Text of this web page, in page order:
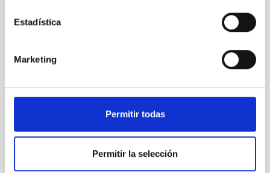
Estadística
Marketing
Permitir todas
Permitir la selección
At the IAC we're always
talent.